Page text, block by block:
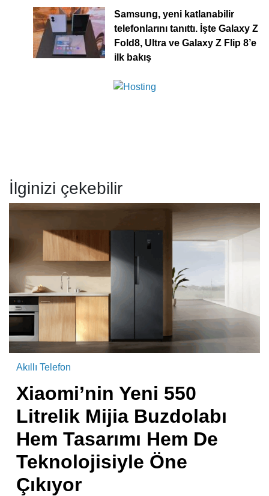
Samsung, yeni katlanabilir
telefonlarını tanıttı. İşte Galaxy Z
Fold8, Ultra ve Galaxy Z Flip 8’e
ilk bakış
İlginizi çekebilir
Akıllı Telefon
Xiaomi’nin Yeni 550
Litrelik Mijia Buzdolabı
Hem Tasarımı Hem De
Teknolojisiyle Öne
Çıkıyor